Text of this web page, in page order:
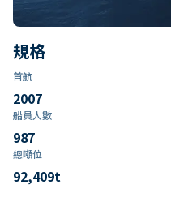
規格
首航
2007
船員人數
987
總噸位
92,409t